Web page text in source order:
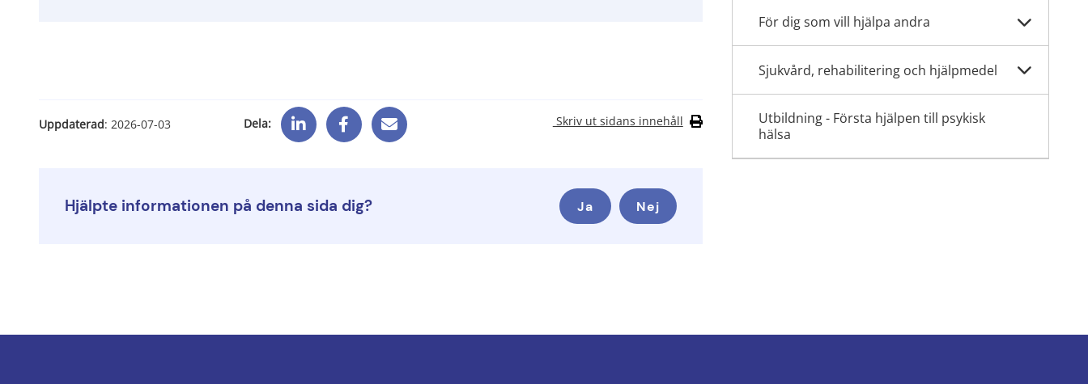
Uppdaterad: 2026-07-03 Dela: Skriv ut sidans innehåll
Hjälpte informationen på denna sida dig? Nej
Ja
För dig som vill hjälpa andra
Sjukvård, rehabilitering och hjälpmedel
Utbildning - Första hjälpen till psykisk
hälsa